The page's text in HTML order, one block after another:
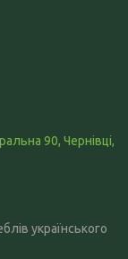
90, Чернівці,
українського